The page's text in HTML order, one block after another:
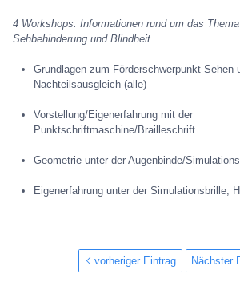
4 Workshops: Informationen rund um das Thema
Sehbehinderung und Blindheit
Grundlagen zum Förderschwerpunkt Sehen
Nachteilsausgleich (alle)
Vorstellung/Eigenerfahrung mit der
Punktschriftmaschine/Brailleschrift
Geometrie unter der Augenbinde/
Eigenerfahrung unter der Simulationsbrille,
vorheriger Eintrag Nächster